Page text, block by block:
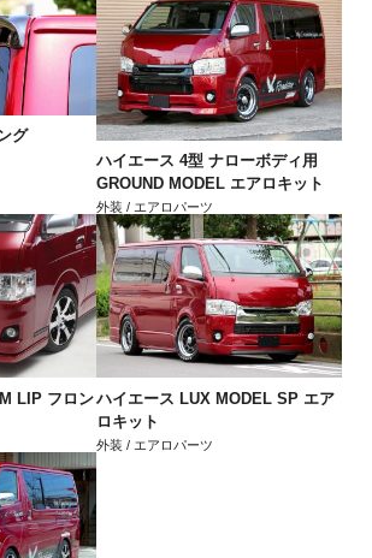
グ
ハイエース 4型 ナローボディ用
GROUND MODEL エアロキット
外装 / エアロパーツ
LIP フロンハイエース LUX MODEL SP エア
ロキット
外装 / エアロパーツ